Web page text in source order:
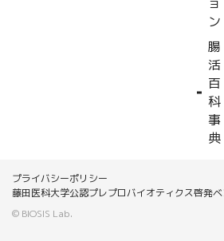
ン
腸
活
百
科
事
典
プライバシーポリシー
藤田医科大学公認プレプロバイオティクス啓発
© BIOSIS Lab.